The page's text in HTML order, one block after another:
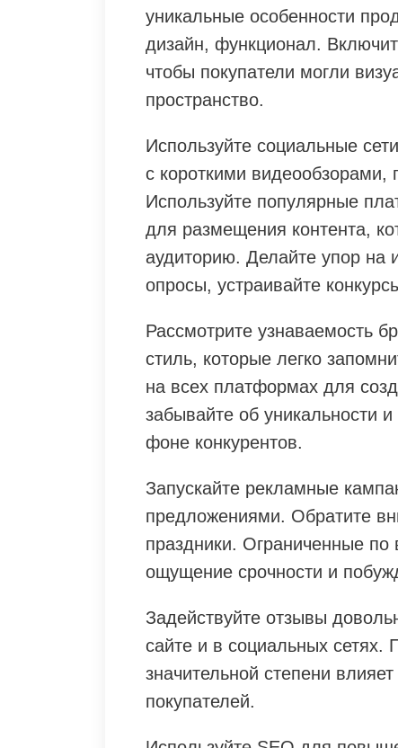
уникальные особенности
дизайн, функционал.
чтобы покупатели могли
пространство.
Используйте социальные
с короткими
Используйте популярные
для размещения контента,
аудиторию. Делайте упор на
опросы, устраивайте
Рассмотрите узнаваемость
стиль, которые легко
на всех платформах для
забывайте об уникальности
фоне конкурентов.
Запускайте рекламные
предложениями. Обратите
праздники. Ограниченные
ощущение срочности и
Задействуйте отзывы
сайте и в социальных сетях.
значительной степени
покупателей.